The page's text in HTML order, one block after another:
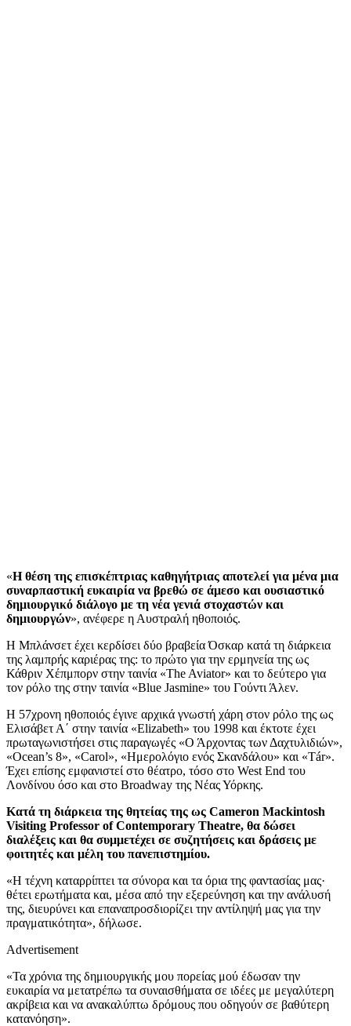
«Η θέση της επισκέπτριας καθηγήτριας αποτελεί για μένα μια
συναρπαστική ευκαιρία να βρεθώ σε άμεσο και ουσιαστικό
δημιουργικό διάλογο με τη νέα γενιά στοχαστών και
δημιουργών», ανέφερε η Αυστραλή ηθοποιός.
Η Μπλάνσετ έχει κερδίσει δύο βραβεία Όσκαρ κατά τη διάρκεια
της λαμπρής καριέρας της: το πρώτο για την ερμηνεία της ως
Κάθριν Χέπμπορν στην ταινία «The Aviator» και το δεύτερο για
τον ρόλο της στην ταινία «Blue Jasmine» του Γούντι Άλεν.
Η 57χρονη ηθοποιός έγινε αρχικά γνωστή χάρη στον ρόλο της ως
Ελισάβετ Α΄ στην ταινία «Elizabeth» του 1998 και έκτοτε έχει
πρωταγωνιστήσει στις παραγωγές «Ο Άρχοντας των Δαχτυλιδιών»,
«Ocean’s 8», «Carol», «Ημερολόγιο ενός Σκανδάλου» και «Tár».
Έχει επίσης εμφανιστεί στο θέατρο, τόσο στο West End του
Λονδίνου όσο και στο Broadway της Νέας Υόρκης.
Κατά τη διάρκεια της θητείας της ως Cameron Mackintosh
Visiting Professor of Contemporary Theatre, θα δώσει
διαλέξεις και θα συμμετέχει σε συζητήσεις και δράσεις με
φοιτητές και μέλη του πανεπιστημίου.
«Η τέχνη καταρρίπτει τα σύνορα και τα όρια της φαντασίας μας·
θέτει ερωτήματα και, μέσα από την εξερεύνηση και την ανάλυσή
της, διευρύνει και επαναπροσδιορίζει την αντίληψή μας για την
πραγματικότητα», δήλωσε.
Advertisement
«Τα χρόνια της δημιουργικής μου πορείας μού έδωσαν την
ευκαιρία να μετατρέπω τα συναισθήματα σε ιδέες με μεγαλύτερη
ακρίβεια και να ανακαλύπτω δρόμους που οδηγούν σε βαθύτερη
κατανόηση».